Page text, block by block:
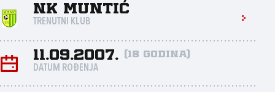
NK Muntić
TRENUTNI KLUB
11.09.2007. (18 godina)
DATUM ROĐENJA